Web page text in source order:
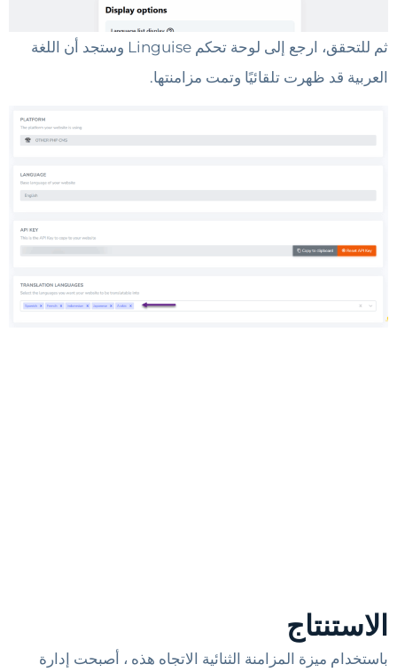
ثم للتحقق، ارجع إلى لوحة تحكم Linguise وستجد أن اللغة
العربية قد ظهرت تلقائيًا وتمت مزامنتها.
الاستنتاج
باستخدام ميزة المزامنة الثنائية الاتجاه هذه ، أصبحت إدارة